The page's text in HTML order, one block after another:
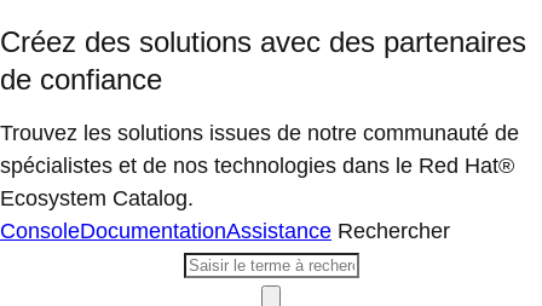
Créez des solutions avec des partenaires
de confiance
Trouvez les solutions issues de notre communauté de
spécialistes et de nos technologies dans le Red Hat®
Ecosystem Catalog.
ConsoleDocumentationAssistance Rechercher